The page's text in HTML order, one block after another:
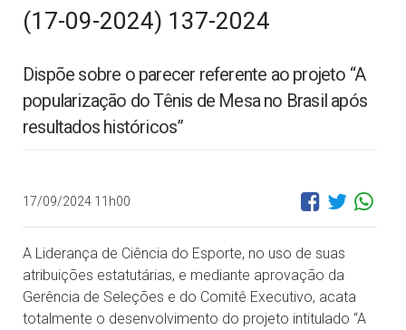
(17-09-2024) 137-2024
Dispõe sobre o parecer referente ao projeto “A
popularização do Tênis de Mesa no Brasil após
resultados históricos”
17/09/2024 11h00
A Liderança de Ciência do Esporte, no uso de suas
atribuições estatutárias, e mediante aprovação da
Gerência de Seleções e do Comitê Executivo, acata
totalmente o desenvolvimento do projeto intitulado “A